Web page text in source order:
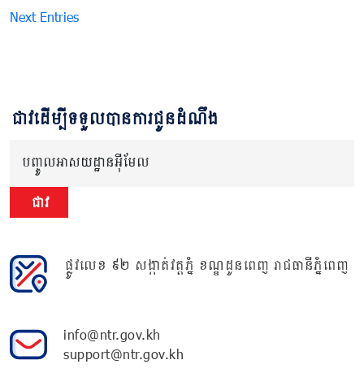
Next Entries
ជាវដើម្បីទទួលបានការជូនដំណឹង
បញ្ចូលអាសយដ្ឋានអ៊ីមែល
ជាវ
ផ្លូវលេខ ៩២ សង្កាត់វត្តភ្នំ ខណ្ឌដូនពេញ រាជធានីភ្នំពេញ
info@ntr.gov.kh
support@ntr.gov.kh